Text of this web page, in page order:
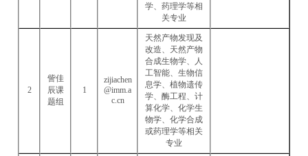
学、药理学等相
关专业
2
訾佳
辰课
题组
1
zijiachen
@imm.a
c.cn
天然产物发现及
改造、天然产物
合成生物学、人
工智能、生物信
息学、植物遗传
学、酶工程、计
算化学、化学生
物学、化学合成
或药理学等相关
专业